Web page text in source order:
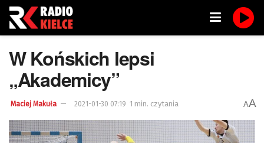
W Końskich lepsi
„Akademicy”
Maciej Makuła 2021-01-30 07:19 1 min. czytania AA